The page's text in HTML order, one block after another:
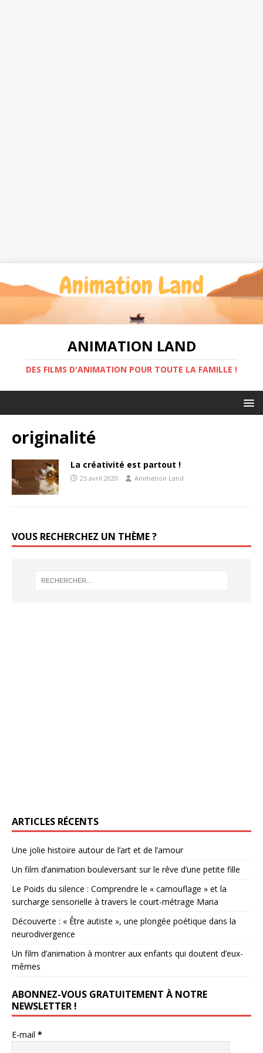
ANIMATION LAND
DES FILMS D'ANIMATION POUR TOUTE LA FAMILLE !
originalité
La créativité est partout !
25 avril 2020 Animation Land
VOUS RECHERCHEZ UN THÈME ?
ARTICLES RÉCENTS
Une jolie histoire autour de l’art et de l’amour
Un film d’animation bouleversant sur le rêve d’une petite fille
Le Poids du silence : Comprendre le « camouflage » et la
surcharge sensorielle à travers le court-métrage Maria
Découverte : « Être autiste », une plongée poétique dans la
neurodivergence
Un film d’animation à montrer aux enfants qui doutent d’eux-
mêmes
ABONNEZ-VOUS GRATUITEMENT À NOTRE
NEWSLETTER !
E-mail *